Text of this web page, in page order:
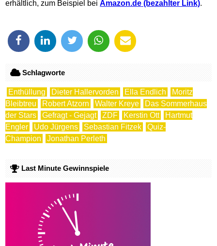
erhältlich, zum Beispiel beiAmazon.de .
Schlagworte
Enthüllung Dieter Hallervorden Ella Endlich
Moritz
Bleibtreu
Robert Atzorn Walter Kreye
Das Sommerhaus
der Stars
Gefragt - Gejagt ZDF Kerstin Ott
Hartmut
Engler
Udo Jürgens Sebastian Fitzek
Quiz-
Champion
Jonathan Perleth
Last Minute Gewinnspiele